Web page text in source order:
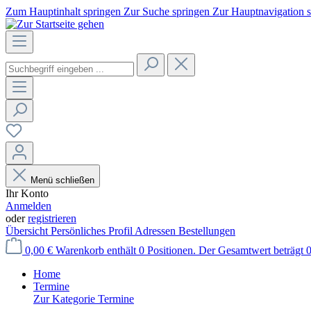
Zum Hauptinhalt springen Zur Suche springen Zur Hauptnavigation
Menü schließen
Ihr Konto
Anmelden
oderregistrieren
Übersicht Persönliches Profil Adressen Bestellungen
0,00 € Warenkorb enthält 0 Positionen. Der Gesamtwert beträgt
Home
Termine
Zur Kategorie Termine